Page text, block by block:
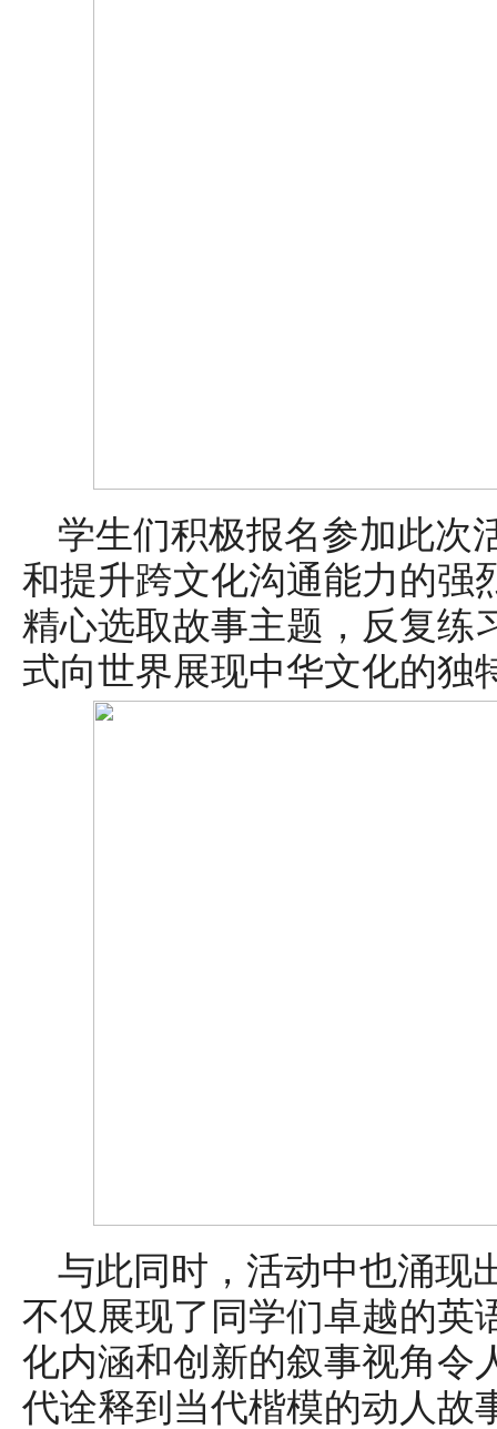
学生们积极报名参加此次
和提升跨文化沟通能力的强
精心选取故事主题，反复练
式向世界展现中华文化的独
与此同时，活动中也涌现
不仅展现了同学们卓越的英
化内涵和创新的叙事视角令
代诠释到当代楷模的动人故